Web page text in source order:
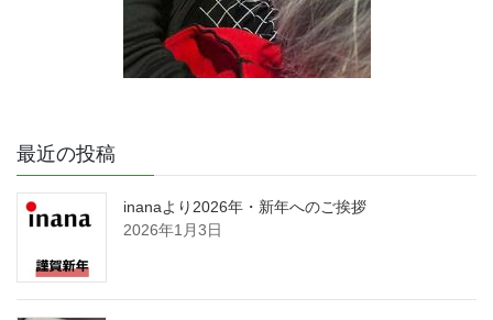
最近の投稿
inanaより2026年・新年へのご挨拶
2026年1月3日